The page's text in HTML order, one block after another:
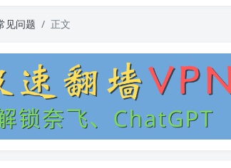
见问题 正文